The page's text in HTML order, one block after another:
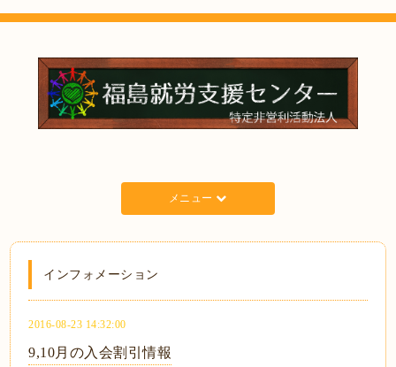
メニュー
インフォメーション
2016-08-23 14:32:00
9,10月の入会割引情報